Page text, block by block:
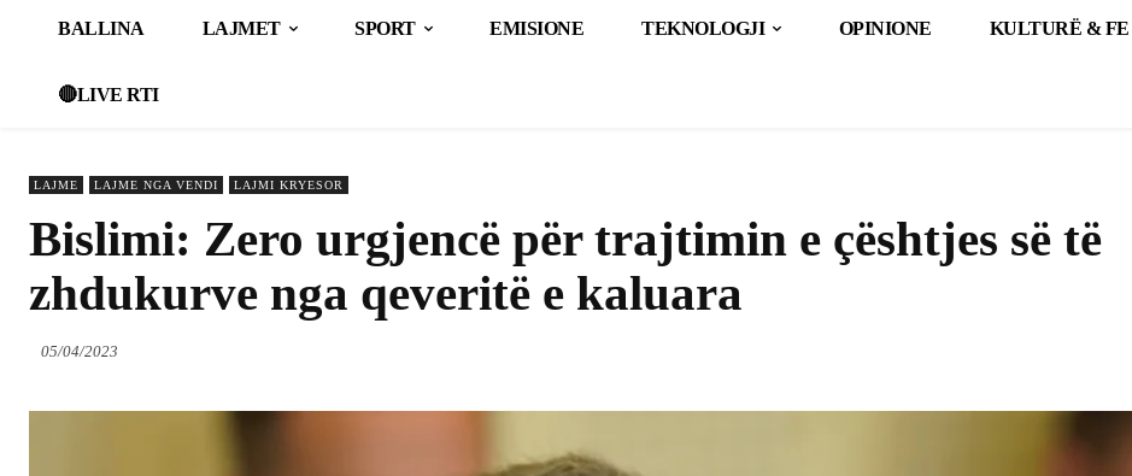
BALLINA LAJMET SPORT EMISIONE TEKNOLOGJI OPINIONE KULTURË & FE
🔴LIVE RTI
LAJME LAJME NGA VENDI LAJMI KRYESOR
Bislimi: Zero urgjencë për trajtimin e çështjes së të
zhdukurve nga qeveritë e kaluara
05/04/2023